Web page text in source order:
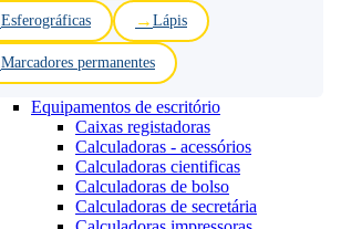
Esferográficas Lápis
Marcadores permanentes
Equipamentos de escritório
Caixas registadoras
Calculadoras - acessórios
Calculadoras cientificas
Calculadoras de bolso
Calculadoras de secretária